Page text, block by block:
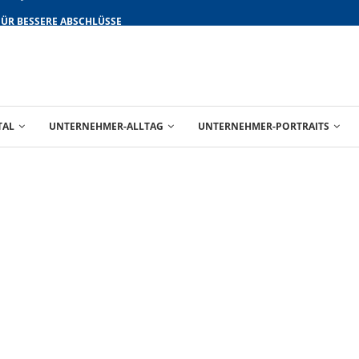
BESSERE ABSCHLÜSSE
UNTERNEHMER-ALLTAG UNTERNEHMER-PORTRAITS